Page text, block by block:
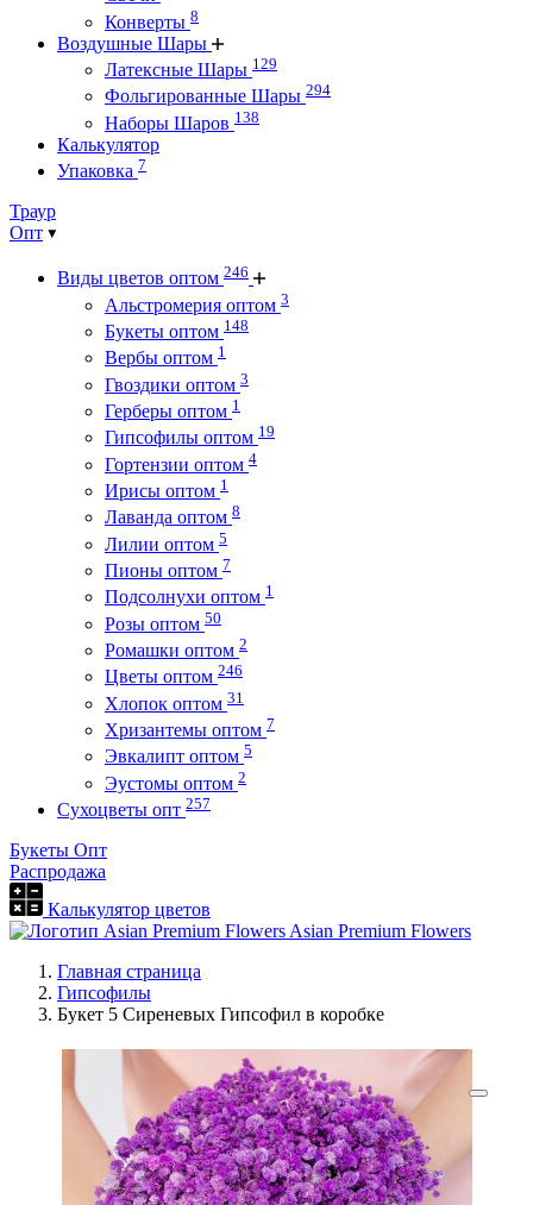
Конверты 8
Воздушные Шары
Латексные Шары 129
Фольгированные Шары 294
Наборы Шаров 138
Калькулятор
Упаковка 7
Траур
Опт
Виды цветов оптом 246
Альстромерия оптом 3
Букеты оптом 148
Вербы оптом 1
Гвоздики оптом 3
Герберы оптом 1
Гипсофилы оптом 19
Гортензии оптом 4
Ирисы оптом 1
Лаванда оптом 8
Лилии оптом 5
Пионы оптом 7
Подсолнухи оптом 1
Розы оптом 50
Ромашки оптом 2
Цветы оптом 246
Хлопок оптом 31
Хризантемы оптом 7
Эвкалипт оптом 5
Эустомы оптом 2
Сухоцветы опт 257
Букеты Опт
Распродажа
Калькулятор цветов
Asian Premium Flowers
Главная страница
Гипсофилы
Букет 5 Сиреневых Гипсофил в коробке